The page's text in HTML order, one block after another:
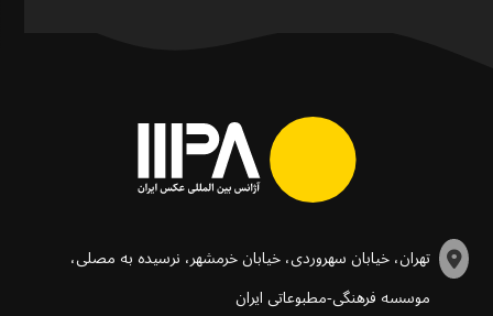
تهران، خیابان سهروردی، خیابان خرمشهر، نرسیده به مصلی،
موسسه فرهنگی-مطبوعاتی ایران